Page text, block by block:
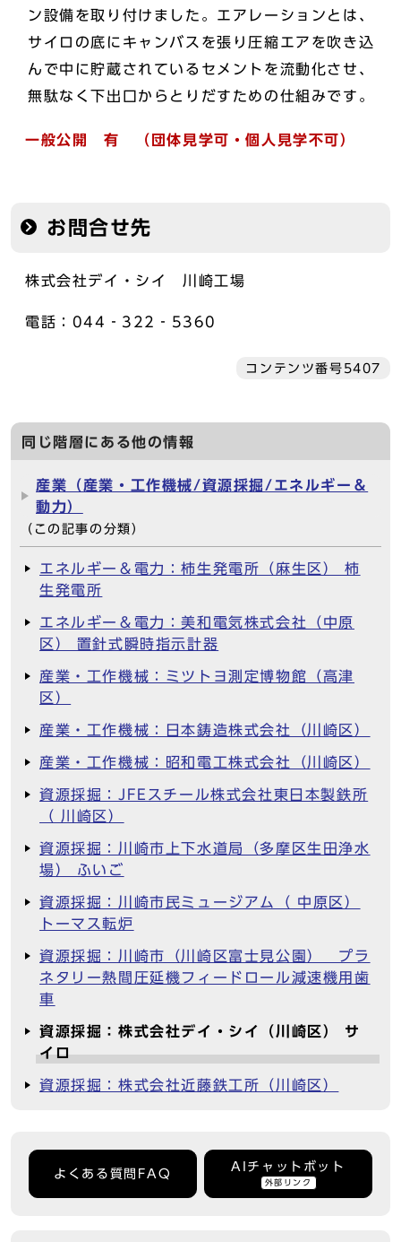
ン設備を取り付けました。エアレーションとは、
サイロの底にキャンバスを張り圧縮エアを吹き込
んで中に貯蔵されているセメントを流動化させ、
無駄なく下出口からとりだすための仕組みです。
一般公開 有 （団体見学可・個人見学不可）
お問合せ先
株式会社デイ・シイ 川崎工場
電話：044‐322‐5360
コンテンツ番号5407
同じ階層にある他の情報
産業（産業・工作機械/資源採掘/エネルギー＆
動力）
（この記事の分類）
エネルギー＆電力：柿生発電所（麻生区） 柿
生発電所
エネルギー＆電力：美和電気株式会社（中原
区） 置針式瞬時指示計器
産業・工作機械：ミツトヨ測定博物館（高津
区）
産業・工作機械：日本鋳造株式会社（川崎区）
産業・工作機械：昭和電工株式会社（川崎区）
資源採掘：JFEスチール株式会社東日本製鉄所
（ 川崎区）
資源採掘：川崎市上下水道局（多摩区生田浄水
場） ふいご
資源採掘：川崎市民ミュージアム（ 中原区）
トーマス転炉
資源採掘：川崎市（川崎区富士見公園） プラ
ネタリー熱間圧延機フィードロール減速機用歯
車
資源採掘：株式会社デイ・シイ（川崎区） サ
イロ
資源採掘：株式会社近藤鉄工所（川崎区）
よくある質問FAQ
AIチャットボット
外部リンク